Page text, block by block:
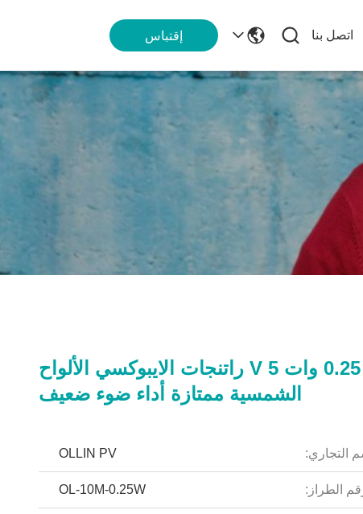
اتصل بنا إقتباس
0.25 وات 5 V راتنجات الايبوكسي الألواح
الشمسية ممتازة أداء ضوء ضعيف
التجاري: OLLIN PV
الطراز: OL-10M-0.25W